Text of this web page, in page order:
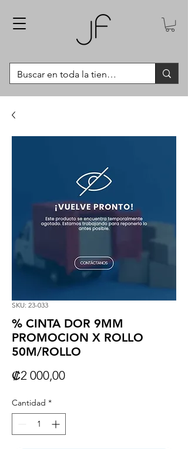
SKU: 23-033
% CINTA DOR 9MM
PROMOCION X ROLLO
50M/ROLLO
₡2 000,00Precio
Cantidad *